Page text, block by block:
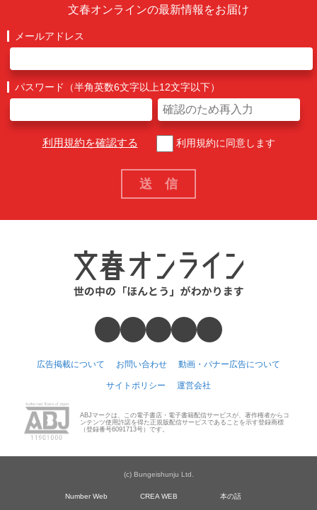
文春オンラインの最新情報をお届け
メールアドレス
パスワード（半角英数6文字以上12文字以下）
利用規約を確認する 利用規約に同意します
広告掲載について お問い合わせ 動画・バナー広告について
サイトポリシー 運営会社
ABJマークは、この電子書店・電子書籍配信サービスが、著作権者からコ
ンテンツ使用許諾を得た正規版配信サービスであることを示す登録商標
（登録番号6091713号）です。
(c) Bungeishunju Ltd.
Number Web CREA WEB 本の話